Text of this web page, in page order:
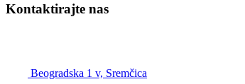
Kontaktirajte nas
Beogradska 1 v, Sremčica